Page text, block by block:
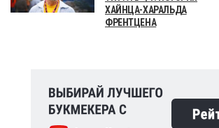
ХАЙНЦА-ХАРАЛЬДА
ФРЕНТЦЕНА